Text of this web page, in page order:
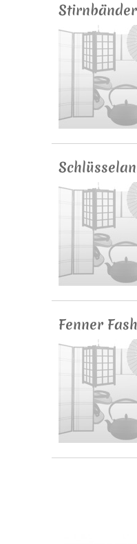
Stirnbänder
Fenner